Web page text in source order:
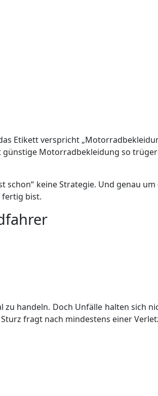
Etikett verspricht
Motorradbekleidung so
keine Strategie. Und genau
fertig bist.
handeln. Doch Unfälle halten sich
fragt nach mindestens einer